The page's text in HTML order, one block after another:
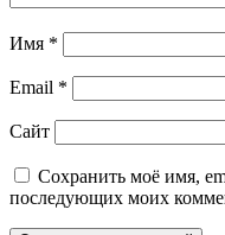
Имя *
Email *
Сайт
Сохранить моё имя,
последующих моих